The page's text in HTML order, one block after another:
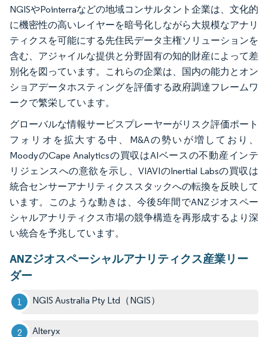
NGISやPointerraなどの地域コンサルタント企業は、文化的
に機密性の高いレイヤーを暗号化しながら大規模なアナリ
ティクスを可能にする先住民データ主権ソリューションを
含む、アジャイルな提供と分野固有の知的財産によって差
別化を図っています。これらの企業は、国内の能力とオン
ショアデータホスティングを評価する政府調達フレームワ
ークで繁栄しています。
グローバルな情報サービスプレーヤーがリスク評価ポート
フォリオを拡大する中、M&Aの勢いが増しており、
MoodyのCape Analyticsの買収はAIベースの不動産インテ
リジェンスへの意欲を示し、VIAVIのInertial Labsの買収は
統合センサーアナリティクススタックへの転換を反映して
います。このような動きは、今後5年間でANZジオスペー
シャルアナリティクス市場の競争構造を再形成するより深
い統合を予兆しています。
ANZジオスペーシャルアナリティクス産業リー
ダー
NGIS Australia Pty Ltd（NGIS）
Alteryx